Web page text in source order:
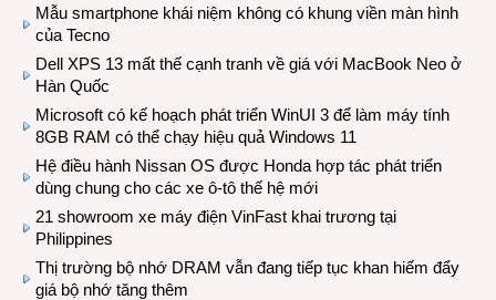
Mẫu smartphone khái niệm không có khung viền màn hình
của Tecno
Dell XPS 13 mất thế cạnh tranh về giá với MacBook Neo ở
Hàn Quốc
Microsoft có kế hoạch phát triển WinUI 3 để làm máy tính
8GB RAM có thể chạy hiệu quả Windows 11
Hệ điều hành Nissan OS được Honda hợp tác phát triển
dùng chung cho các xe ô-tô thế hệ mới
21 showroom xe máy điện VinFast khai trương tại
Philippines
Thị trường bộ nhớ DRAM vẫn đang tiếp tục khan hiếm đẩy
giá bộ nhớ tăng thêm